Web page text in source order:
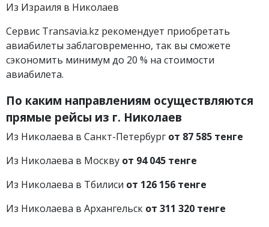
Из Израиля в Николаев
Сервис Transavia.kz рекомендует приобретать
авиабилеты заблаговременно, так вы сможете
сэкономить минимум до 20 % на стоимости
авиабилета.
По каким направлениям осуществляются
прямые рейсы из г. Николаев
Из Николаева в Санкт-Петербург от 87 585 тенге
Из Николаева в Москву от 94 045 тенге
Из Николаева в Тбилиси от 126 156 тенге
Из Николаева в Архангельск от 311 320 тенге